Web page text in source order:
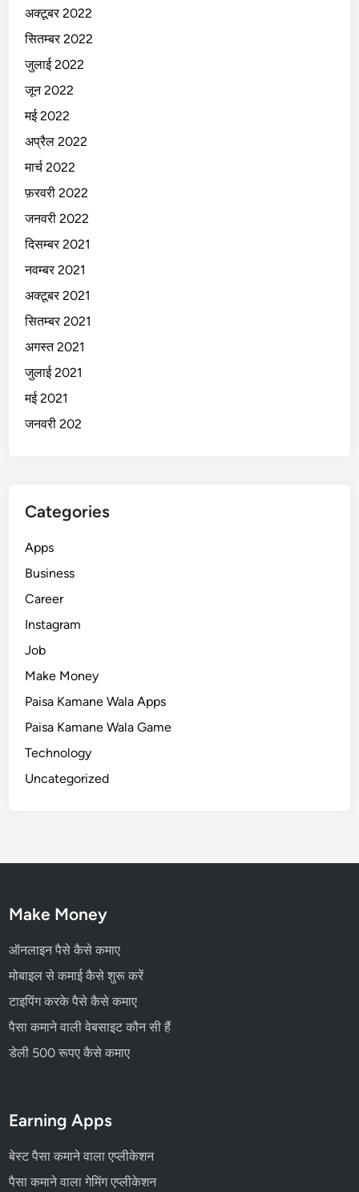
अक्टूबर 2022
सितम्बर 2022
जुलाई 2022
जून 2022
मई 2022
अप्रैल 2022
मार्च 2022
फ़रवरी 2022
जनवरी 2022
दिसम्बर 2021
नवम्बर 2021
अक्टूबर 2021
सितम्बर 2021
अगस्त 2021
जुलाई 2021
मई 2021
जनवरी 202
Categories
Apps
Business
Career
Instagram
Job
Make Money
Paisa Kamane Wala Apps
Paisa Kamane Wala Game
Technology
Uncategorized
Make Money
ऑनलाइन पैसे कैसे कमाए
मोबाइल से कमाई कैसे शुरू करें
टाइपिंग करके पैसे कैसे कमाए
पैसा कमाने वाली वेबसाइट कौन सी हैं
डेली 500 रूपए कैसे कमाए
Earning Apps
बेस्ट पैसा कमाने वाला एप्लीकेशन
पैसा कमाने वाला गेमिंग एप्लीकेशन